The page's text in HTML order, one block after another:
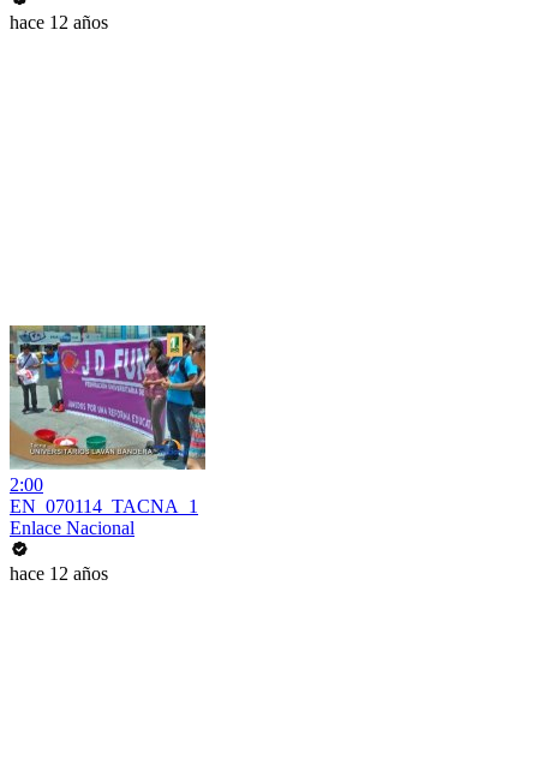
hace 12 años
2:00
EN_070114_TACNA_1
Enlace Nacional
hace 12 años